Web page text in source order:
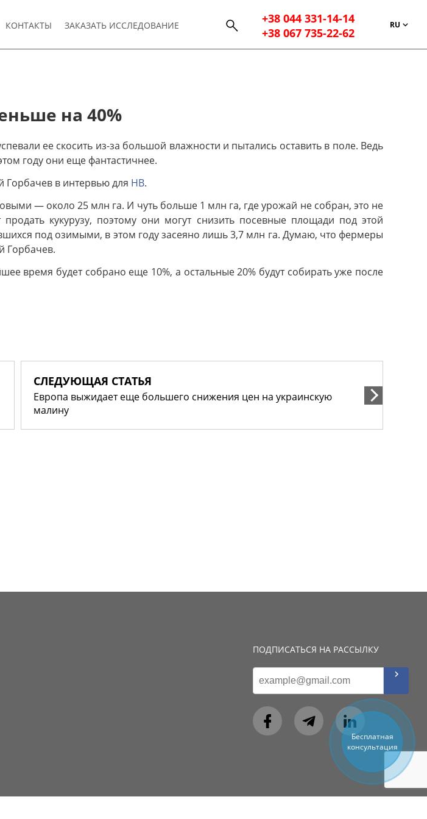
Бесплатная
консультация
КОНТАКТЫ ЗАКАЗАТЬ ИССЛЕДОВАНИЕ
+38 044 331-14-14
+38 067 735-22-62
RU
на 40%
ее скосить из-за большой влажности и пытались оставить в поле. Ведь
году они еще фантастичнее.
Горбачев в интервью для НВ.
— около 25 млн га. И чуть больше 1 млн га, где урожай не собран, это не
кукурузу, поэтому они могут снизить посевные площади под этой
под озимыми, в этом году засеяно лишь 3,7 млн га. Думаю, что фермеры
Горбачев.
время будет собрано еще 10%, а остальные 20% будут собирать уже после
СЛЕДУЮЩАЯ СТАТЬЯ
Европа выжидает еще большего снижения цен на украинскую
малину
ПОДПИСАТЬСЯ НА РАССЫЛКУ